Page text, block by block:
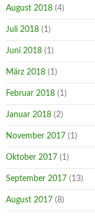
August 2018 (4)
Juli 2018 (1)
Juni 2018 (1)
März 2018 (1)
Februar 2018 (1)
Januar 2018 (2)
November 2017 (1)
Oktober 2017 (1)
September 2017 (13)
August 2017 (8)